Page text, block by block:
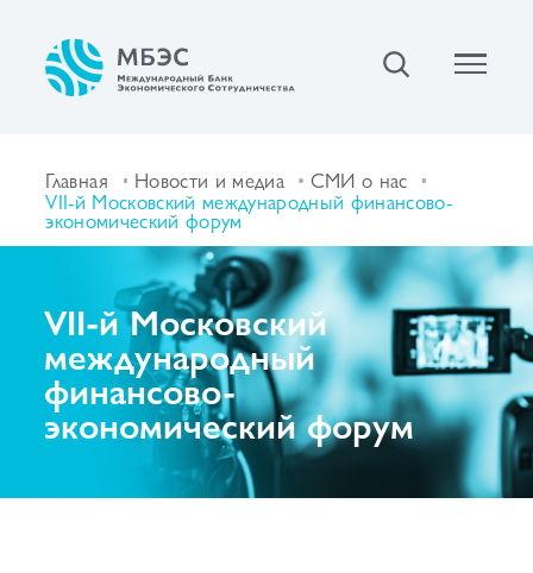
Главная Новости и медиа СМИ о нас
VII-й Московский международный финансово-
экономический форум
VII-й Московский
международный
финансово-
экономический форум